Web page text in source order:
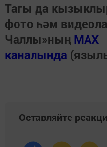
Тагы да
фото һәм
Чаллы»ның MAX
каналында
Оставляйте